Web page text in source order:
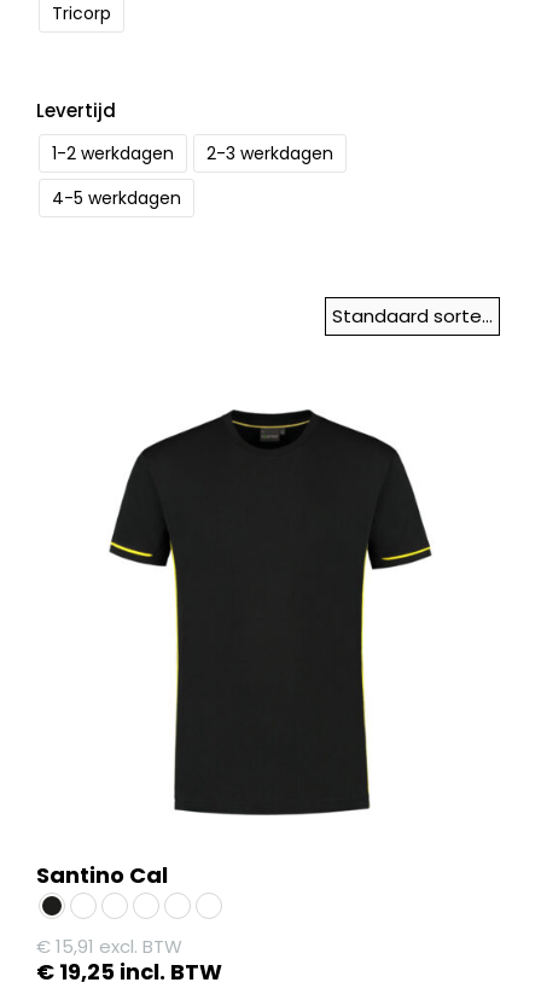
Tricorp
Levertijd
1-2 werkdagen
2-3 werkdagen
4-5 werkdagen
Santino Cal
€15,91 excl. BTW
€ 19,25 incl. BTW